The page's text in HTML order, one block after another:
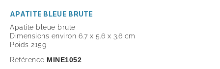
APATITE BLEUE BRUTE
Apatite bleue brute
Dimensions environ 6.7 x 5.6 x 3.6 cm
Poids 215g
Référence MINE1052